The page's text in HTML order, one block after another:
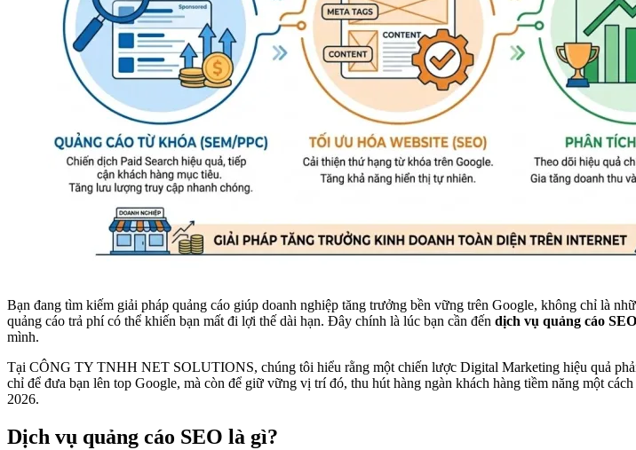
Bạn đang tìm kiếm giải pháp quảng cáo giúp doanh nghiệp tăng trưởng bền vững trên Google, không chỉ là
quảng cáo trả phí có thể khiến bạn mất đi lợi thế dài hạn. Đây chính là lúc bạn cần đến dịch vụ quảng cáo SEO
mình.
Tại CÔNG TY TNHH NET SOLUTIONS, chúng tôi hiểu rằng một chiến lược Digital Marketing hiệu quả
chỉ để đưa bạn lên top Google, mà còn để giữ vững vị trí đó, thu hút hàng ngàn khách hàng tiềm năng một
2026.
Dịch vụ quảng cáo SEO là gì?